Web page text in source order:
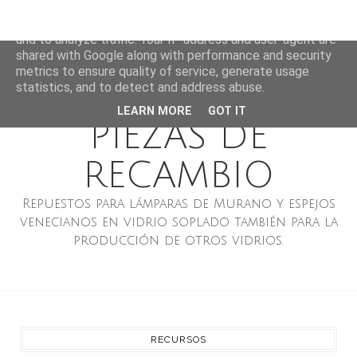
MURANO ESPEJOS
VENECIANOS Y
PIEZAS DE
RECAMBIO
Repuestos para lámparas de Murano y espejos
venecianos en vidrio soplado también para la
producción de otros vidrios.
RECURSOS
and to analyze traffic. Your IP address and user-agent are
shared with Google along with performance and security
metrics to ensure quality of service, generate usage
statistics, and to detect and address abuse.
LEARN MORE GOT IT